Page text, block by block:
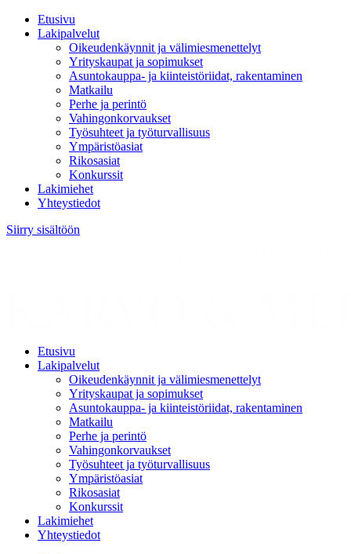
Etusivu
Lakipalvelut
Oikeudenkäynnit ja välimiesmenettelyt
Yrityskaupat ja sopimukset
Asuntokauppa- ja kiinteistöriidat, rakentaminen
Matkailu
Perhe ja perintö
Vahingonkorvaukset
Työsuhteet ja työturvallisuus
Ympäristöasiat
Rikosasiat
Konkurssit
Lakimiehet
Yhteystiedot
Siirry sisältöön
Etusivu
Lakipalvelut
Oikeudenkäynnit ja välimiesmenettelyt
Yrityskaupat ja sopimukset
Asuntokauppa- ja kiinteistöriidat, rakentaminen
Matkailu
Perhe ja perintö
Vahingonkorvaukset
Työsuhteet ja työturvallisuus
Ympäristöasiat
Rikosasiat
Konkurssit
Lakimiehet
Yhteystiedot